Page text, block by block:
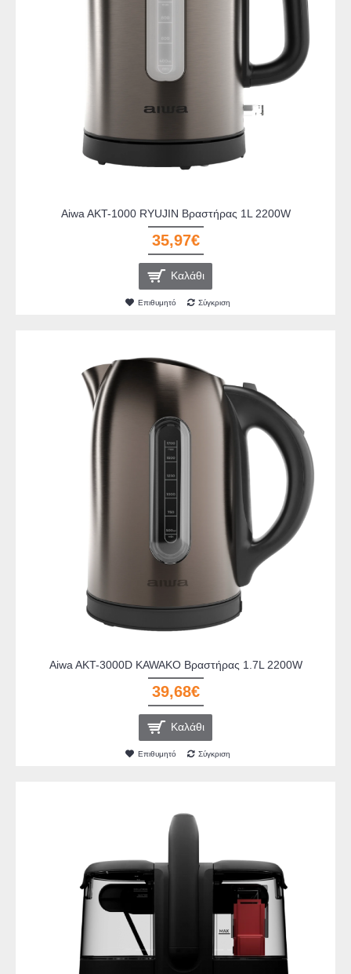
Aiwa AKT-1000 RYUJIN Βραστήρας 1L 2200W
35,97€
Καλάθι
Επιθυμητό Σύγκριση
Aiwa AKT-3000D KAWAKO Βραστήρας 1.7L 2200W
39,68€
Καλάθι
Επιθυμητό Σύγκριση